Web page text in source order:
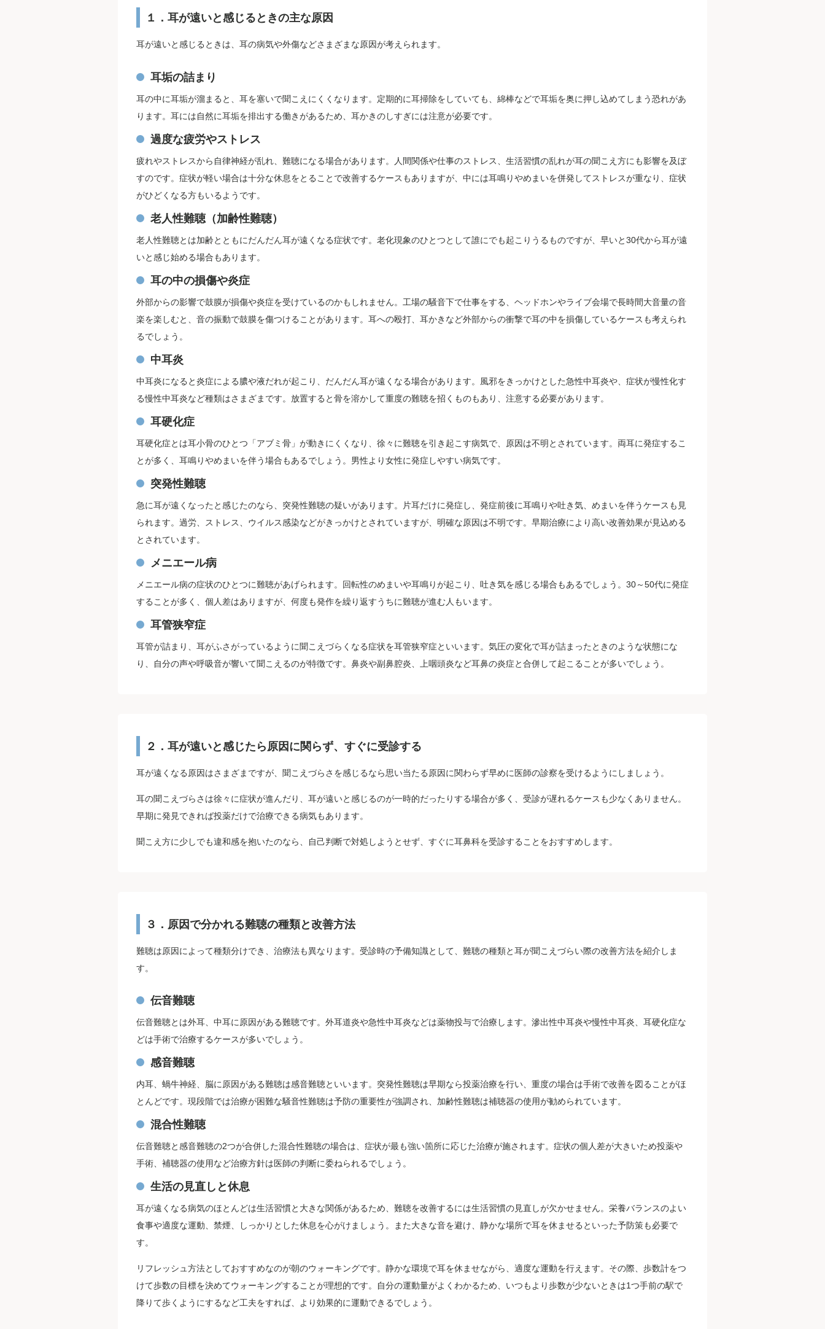
１．耳が遠いと感じるときの主な原因
耳が遠いと感じるときは、耳の病気や外傷などさまざまな原因が考えられます。
耳垢の詰まり
耳の中に耳垢が溜まると、耳を塞いで聞こえにくくなります。定期的に耳掃除をしていても、綿棒などで耳垢を奥に押し込めてしまう恐れがあ
ります。耳には自然に耳垢を排出する働きがあるため、耳かきのしすぎには注意が必要です。
過度な疲労やストレス
疲れやストレスから自律神経が乱れ、難聴になる場合があります。人間関係や仕事のストレス、生活習慣の乱れが耳の聞こえ方にも影響を及ぼ
すのです。症状が軽い場合は十分な休息をとることで改善するケースもありますが、中には耳鳴りやめまいを併発してストレスが重なり、症状
がひどくなる方もいるようです。
老人性難聴（加齢性難聴）
老人性難聴とは加齢とともにだんだん耳が遠くなる症状です。老化現象のひとつとして誰にでも起こりうるものですが、早いと30代から耳が遠
いと感じ始める場合もあります。
耳の中の損傷や炎症
外部からの影響で鼓膜が損傷や炎症を受けているのかもしれません。工場の騒音下で仕事をする、ヘッドホンやライブ会場で長時間大音量の音
楽を楽しむと、音の振動で鼓膜を傷つけることがあります。耳への殴打、耳かきなど外部からの衝撃で耳の中を損傷しているケースも考えられ
るでしょう。
中耳炎
中耳炎になると炎症による膿や液だれが起こり、だんだん耳が遠くなる場合があります。風邪をきっかけとした急性中耳炎や、症状が慢性化す
る慢性中耳炎など種類はさまざまです。放置すると骨を溶かして重度の難聴を招くものもあり、注意する必要があります。
耳硬化症
耳硬化症とは耳小骨のひとつ「アブミ骨」が動きにくくなり、徐々に難聴を引き起こす病気で、原因は不明とされています。両耳に発症するこ
とが多く、耳鳴りやめまいを伴う場合もあるでしょう。男性より女性に発症しやすい病気です。
突発性難聴
急に耳が遠くなったと感じたのなら、突発性難聴の疑いがあります。片耳だけに発症し、発症前後に耳鳴りや吐き気、めまいを伴うケースも見
られます。過労、ストレス、ウイルス感染などがきっかけとされていますが、明確な原因は不明です。早期治療により高い改善効果が見込める
とされています。
メニエール病
メニエール病の症状のひとつに難聴があげられます。回転性のめまいや耳鳴りが起こり、吐き気を感じる場合もあるでしょう。30～50代に発症
することが多く、個人差はありますが、何度も発作を繰り返すうちに難聴が進む人もいます。
耳管狭窄症
耳管が詰まり、耳がふさがっているように聞こえづらくなる症状を耳管狭窄症といいます。気圧の変化で耳が詰まったときのような状態にな
り、自分の声や呼吸音が響いて聞こえるのが特徴です。鼻炎や副鼻腔炎、上咽頭炎など耳鼻の炎症と合併して起こることが多いでしょう。
２．耳が遠いと感じたら原因に関らず、すぐに受診する
耳が遠くなる原因はさまざまですが、聞こえづらさを感じるなら思い当たる原因に関わらず早めに医師の診察を受けるようにしましょう。
耳の聞こえづらさは徐々に症状が進んだり、耳が遠いと感じるのが一時的だったりする場合が多く、受診が遅れるケースも少なくありません。
早期に発見できれば投薬だけで治療できる病気もあります。
聞こえ方に少しでも違和感を抱いたのなら、自己判断で対処しようとせず、すぐに耳鼻科を受診することをおすすめします。
３．原因で分かれる難聴の種類と改善方法
難聴は原因によって種類分けでき、治療法も異なります。受診時の予備知識として、難聴の種類と耳が聞こえづらい際の改善方法を紹介しま
す。
伝音難聴
伝音難聴とは外耳、中耳に原因がある難聴です。外耳道炎や急性中耳炎などは薬物投与で治療します。滲出性中耳炎や慢性中耳炎、耳硬化症な
どは手術で治療するケースが多いでしょう。
感音難聴
内耳、蝸牛神経、脳に原因がある難聴は感音難聴といいます。突発性難聴は早期なら投薬治療を行い、重度の場合は手術で改善を図ることがほ
とんどです。現段階では治療が困難な騒音性難聴は予防の重要性が強調され、加齢性難聴は補聴器の使用が勧められています。
混合性難聴
伝音難聴と感音難聴の2つが合併した混合性難聴の場合は、症状が最も強い箇所に応じた治療が施されます。症状の個人差が大きいため投薬や
手術、補聴器の使用など治療方針は医師の判断に委ねられるでしょう。
生活の見直しと休息
耳が遠くなる病気のほとんどは生活習慣と大きな関係があるため、難聴を改善するには生活習慣の見直しが欠かせません。栄養バランスのよい
食事や適度な運動、禁煙、しっかりとした休息を心がけましょう。また大きな音を避け、静かな場所で耳を休ませるといった予防策も必要で
す。
リフレッシュ方法としておすすめなのが朝のウォーキングです。静かな環境で耳を休ませながら、適度な運動を行えます。その際、歩数計をつ
けて歩数の目標を決めてウォーキングすることが理想的です。自分の運動量がよくわかるため、いつもより歩数が少ないときは1つ手前の駅で
降りて歩くようにするなど工夫をすれば、より効果的に運動できるでしょう。